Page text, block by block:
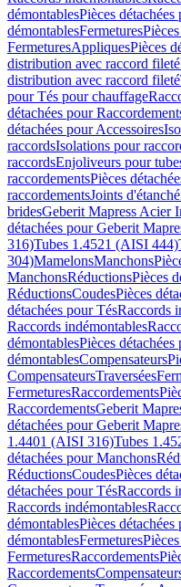
démontablesPièces
démontablesFermetures
FermeturesAppliquesPièces
distribution avec raccord fileté
distribution avec raccord fileté
pour Tés pour chauffage
détachées pour
détachées pour Accessoires
raccordsIsolations pour
raccordsEnjoliveurs pour
raccordementsPièces
raccordementsJoints
bridesGeberit Mapress Acier
détachées pour Geberit
316)Tubes 1.4521 (AISI 444)
304)MamelonsManchons
ManchonsRéductionsPièces
RéductionsCoudesPièces
détachées pour TésRaccords
Raccords indémontables
démontablesPièces
démontablesCompensateurs
CompensateursTraversées
FermeturesRaccordements
RaccordementsGeberit
détachées pour Geberit
1.4401 (AISI 316)Tubes
détachées pour Manchons
RéductionsCoudesPièces
détachées pour TésRaccords
Raccords indémontables
démontablesPièces
démontablesFermetures
FermeturesRaccordements
Raccordements